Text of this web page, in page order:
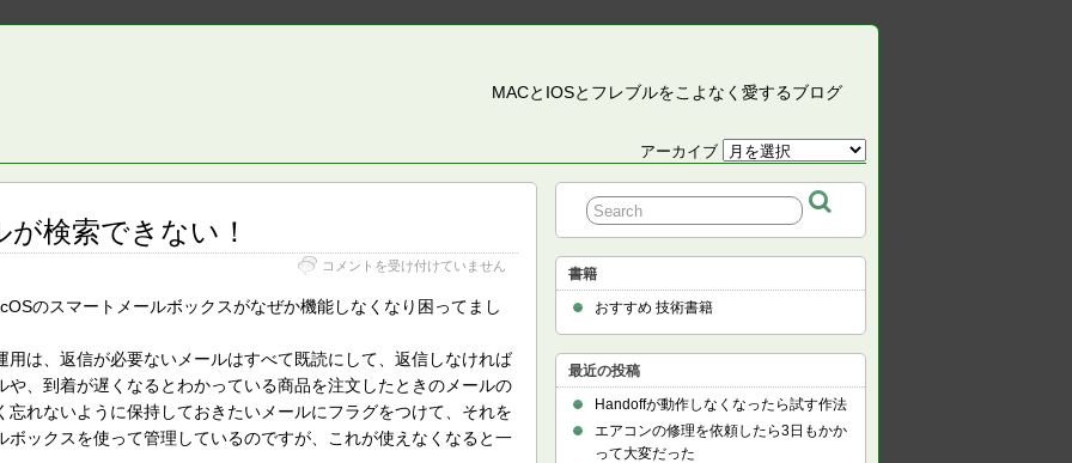
MACとIOSとフレブルをこよなく愛するブログ
アーカイブ
カ
ブ
検索できない！
[解
Mac
ー
ル
が
検
索
コメントを受け付けていません
のスマートメールボックスがなぜか機能しなくなり困ってまし
用は、返信が必要ないメールはすべて既読にして、返信しなければ
や、到着が遅くなるとわかっている商品を注文したときのメールの
忘れないように保持しておきたいメールにフラグをつけて、それを
ボックスを使って管理しているのですが、これが使えなくなると一
書籍
おすすめ 技術書籍
最近の投稿
Handoffが動作しなくなったら試す作法
エアコンの修理を依頼したら3日もかか
って大変だった